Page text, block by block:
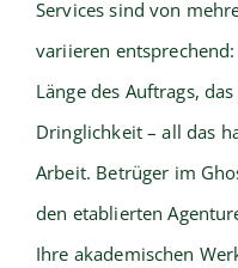
Services sind von
variieren
Länge des Auftrags,
Dringlichkeit – all das
Arbeit. Betrüger im
den etablierten
Ihre akademischen